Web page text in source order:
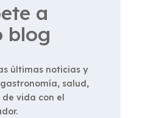
a
blog
últimas noticias y
salud,
vida con el